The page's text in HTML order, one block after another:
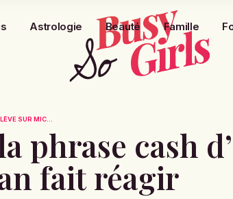
Astrologie Beauté Famille
SUR MIC...
phrase cash
fait réagir